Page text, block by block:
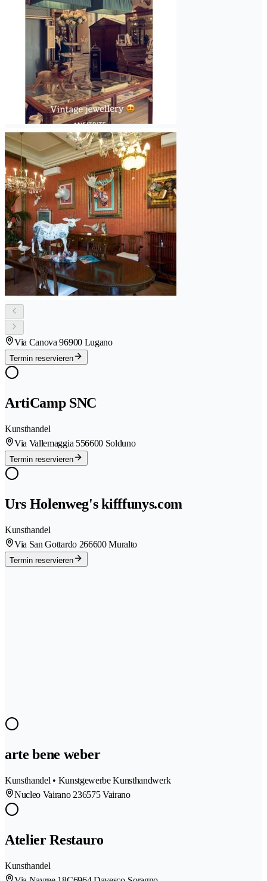
Via Canova 96900 Lugano
Termin reservieren
ArtiCamp SNC
Kunsthandel
Via Vallemaggia 556600 Solduno
Termin reservieren
Urs Holenweg's kifffunys.com
Kunsthandel
Via San Gottardo 266600 Muralto
Termin reservieren
arte bene weber
Kunsthandel • Kunstgewerbe Kunsthandwerk
Nucleo Vairano 236575 Vairano
Atelier Restauro
Kunsthandel